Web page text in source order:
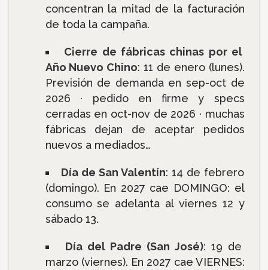
concentran la mitad de la facturación
de toda la campaña.
Cierre de fábricas chinas por el
Año Nuevo Chino: 11 de enero (lunes).
Previsión de demanda en sep-oct de
2026 · pedido en firme y specs
cerradas en oct-nov de 2026 · muchas
fábricas dejan de aceptar pedidos
nuevos a mediados…
Día de San Valentín: 14 de febrero
(domingo). En 2027 cae DOMINGO: el
consumo se adelanta al viernes 12 y
sábado 13.
Día del Padre (San José): 19 de
marzo (viernes). En 2027 cae VIERNES: